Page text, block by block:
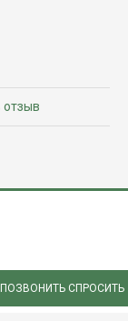
отзыв
ПОЗВОНИТЬ СПРОСИТЬ